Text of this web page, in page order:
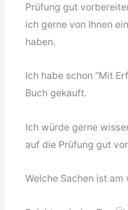
Prüfung gut
ich gerne von Ihnen
haben.
Ich habe schon “Mit
Buch gekauft.
Ich würde gerne
auf die Prüfung gut
Welche Sachen ist